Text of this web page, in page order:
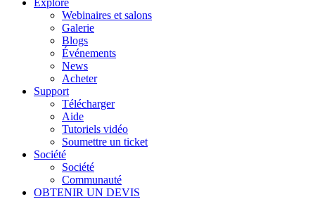
Explore
Webinaires et salons
Galerie
Blogs
Événements
News
Acheter
Support
Télécharger
Aide
Tutoriels vidéo
Soumettre un ticket
Société
Société
Communauté
OBTENIR UN DEVIS